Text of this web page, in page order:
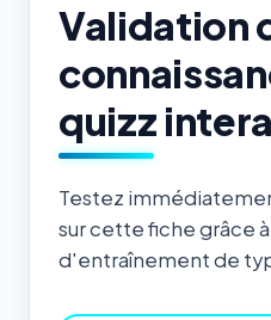
Validation
quizz
Testez
sur cette fiche grâce
d'entraînement de